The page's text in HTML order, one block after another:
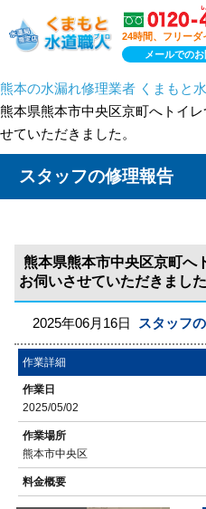
24時間、フリーダ
メールでの
熊本の水漏れ修理業者 くまもと
熊本県熊本市中央区京町へトイ
せていただきました。
スタッフの修理報告
熊本県熊本市中央区京町へ
お伺いさせていただきました
2025年06月16日 スタッフ
作業詳細
作業日
2025/05/02
作業場所
熊本市中央区
料金概要